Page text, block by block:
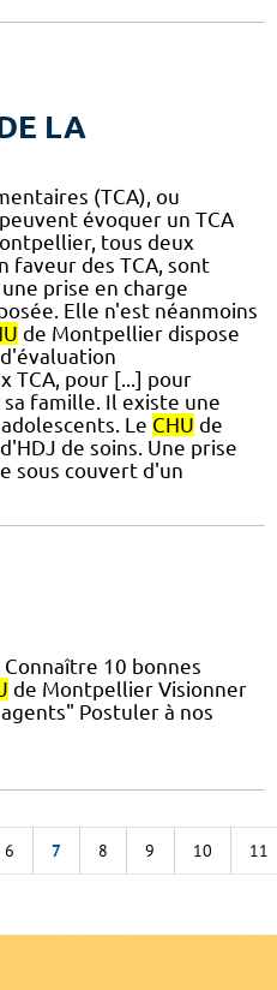
LA
(TCA), ou
évoquer un TCA
tous deux
faveur des TCA, sont
prise en charge
Elle n'est néanmoins
de Montpellier dispose
TCA, pour [...] pour
famille. Il existe une
Le CHU de
de soins. Une prise
sous couvert d'un
10 bonnes
de Montpellier Visionner
Postuler à nos
6 7 8 9 10 11